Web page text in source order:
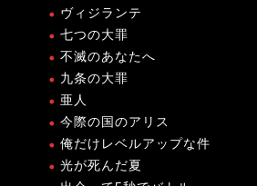
ヴィジランテ
七つの大罪
不滅のあなたへ
九条の大罪
亜人
今際の国のアリス
俺だけレベルアップな件
光が死んだ夏